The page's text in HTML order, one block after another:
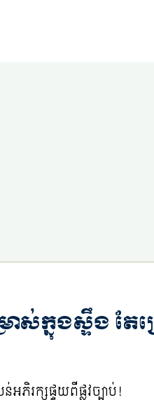
ាស់ក្នុងស្ទឹង ត